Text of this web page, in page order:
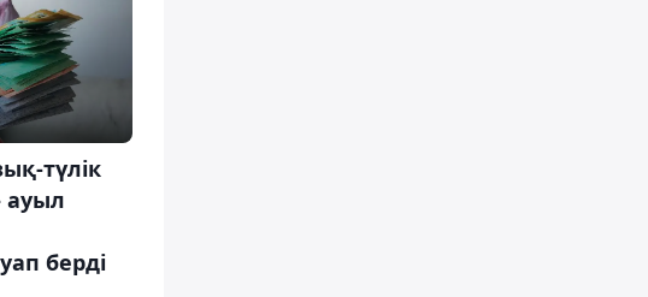
түлік
ауыл
берді